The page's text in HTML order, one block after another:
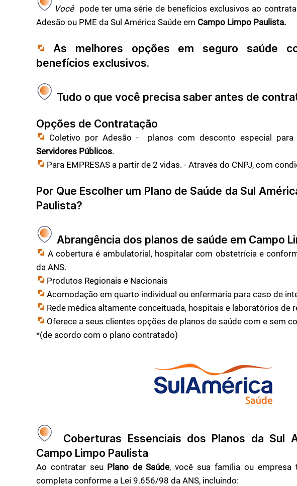
Você pode ter uma série de benefícios exclusivos ao
Adesão ou PME da Sul América Saúde em Campo Limpo Paulista.
As melhores opções em seguro saúde
benefícios exclusivos.
Tudo o que você precisa saber antes de
Opções de Contratação
Coletivo por Adesão - planos com desconto especial para
Servidores Públicos.
Para EMPRESAS a partir de 2 vidas. - Através do CNPJ, com
Por Que Escolher um Plano de Saúde da Sul
Paulista?
Abrangência dos planos de saúde em Campo
A cobertura é ambulatorial, hospitalar com obstetrícia e
da ANS.
Produtos Regionais e Nacionais
Acomodação em quarto individual ou enfermaria para caso de
Rede médica altamente conceituada, hospitais e laboratórios de
Oferece a seus clientes opções de planos de saúde com e sem
*(de acordo com o plano contratado)
Coberturas Essenciais dos Planos da Sul
Campo Limpo Paulista
Ao contratar seu Plano de Saúde, você sua família ou empresa
completa conforme a Lei 9.656/98 da ANS, incluindo: